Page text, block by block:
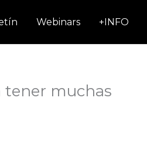
Webinars +INFO
tener muchas